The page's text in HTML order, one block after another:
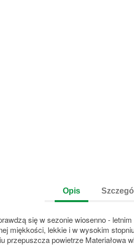
Opis
się w sezonie wiosenno -
miękkości, lekkie i w wysokim
przepuszcza powietrze